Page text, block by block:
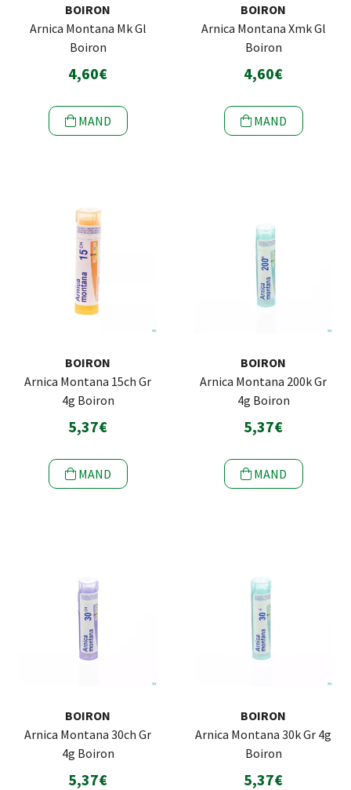
BOIRON
Arnica Montana Mk Gl
Boiron
4,60€
MAND
BOIRON
Arnica Montana Xmk Gl
Boiron
4,60€
MAND
BOIRON
Arnica Montana 15ch Gr
4g Boiron
5,37€
MAND
BOIRON
Arnica Montana 200k Gr
4g Boiron
5,37€
MAND
BOIRON
Arnica Montana 30ch Gr
4g Boiron
5,37€
BOIRON
Arnica Montana 30k Gr 4g
Boiron
5,37€